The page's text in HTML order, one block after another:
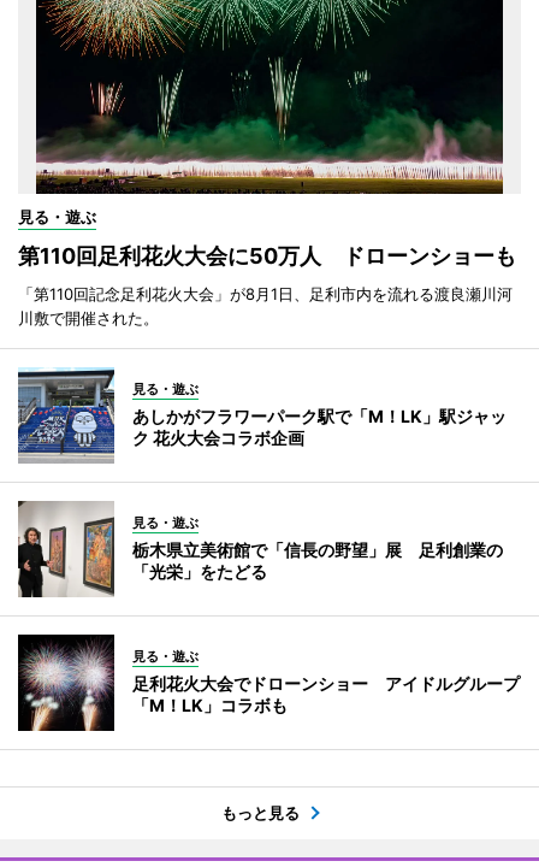
見る・遊ぶ
第110回足利花火大会に50万人 ドローンショーも
「第110回記念足利花火大会」が8月1日、足利市内を流れる渡良瀬川河
川敷で開催された。
見る・遊ぶ
あしかがフラワーパーク駅で「M！LK」駅ジャッ
ク 花火大会コラボ企画
見る・遊ぶ
栃木県立美術館で「信長の野望」展 足利創業の
「光栄」をたどる
見る・遊ぶ
足利花火大会でドローンショー アイドルグループ
「M！LK」コラボも
もっと見る